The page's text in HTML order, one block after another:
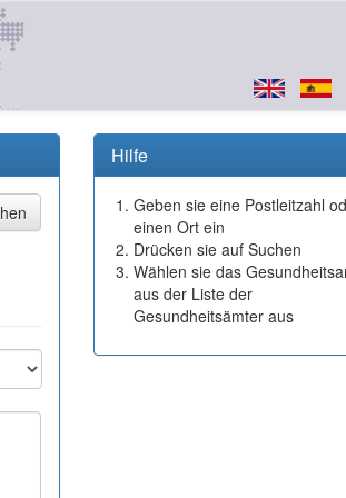
Hilfe
Geben sie eine Postleitzahl
einen Ort ein
Drücken sie auf Suchen
Wählen sie das
aus der Liste der
Gesundheitsämter aus